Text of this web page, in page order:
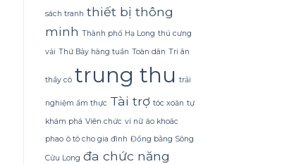
sách tranh thiết bị thông
minh Thành phố Hạ Long thú cưng
vải Thứ Bảy hàng tuần Toàn dân Tri ân
thầy cô trung thu trải
nghiệm ẩm thực Tài trợ tóc xoăn tự
khám phá Viên chức ví nữ áo khoác
phao ô tô cho gia đình Đồng bằng Sông
Cửu Long đa chức năng